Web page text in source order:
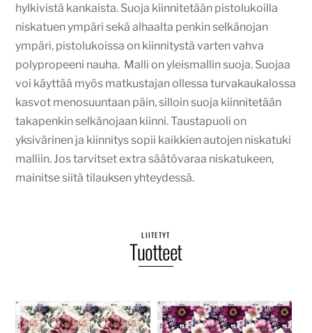
hylkivistä kankaista. Suoja kiinnitetään pistolukoilla
niskatuen ympäri sekä alhaalta penkin selkänojan
ympäri, pistolukoissa on kiinnitystä varten vahva
polypropeeni nauha. Malli on yleismallin suoja. Suojaa
voi käyttää myös matkustajan ollessa turvakaukalossa
kasvot menosuuntaan päin, silloin suoja kiinnitetään
takapenkin selkänojaan kiinni. Taustapuoli on
yksivärinen ja kiinnitys sopii kaikkien autojen niskatuki
malliin. Jos tarvitset extra säätövaraa niskatukeen,
mainitse siitä tilauksen yhteydessä.
LIITETYT
Tuotteet